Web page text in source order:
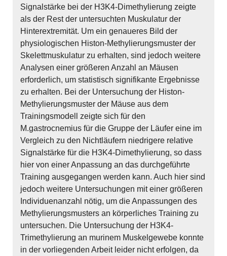
Signalstärke bei der H3K4-Dimethylierung zeigte
als der Rest der untersuchten Muskulatur der
Hinterextremität. Um ein genaueres Bild der
physiologischen Histon-Methylierungsmuster der
Skelettmuskulatur zu erhalten, sind jedoch weitere
Analysen einer größeren Anzahl an Mäusen
erforderlich, um statistisch signifikante Ergebnisse
zu erhalten. Bei der Untersuchung der Histon-
Methylierungsmuster der Mäuse aus dem
Trainingsmodell zeigte sich für den
M.gastrocnemius für die Gruppe der Läufer eine im
Vergleich zu den Nichtläufern niedrigere relative
Signalstärke für die H3K4-Dimethylierung, so dass
hier von einer Anpassung an das durchgeführte
Training ausgegangen werden kann. Auch hier sind
jedoch weitere Untersuchungen mit einer größeren
Individuenanzahl nötig, um die Anpassungen des
Methylierungsmusters an körperliches Training zu
untersuchen. Die Untersuchung der H3K4-
Trimethylierung an murinem Muskelgewebe konnte
in der vorliegenden Arbeit leider nicht erfolgen, da